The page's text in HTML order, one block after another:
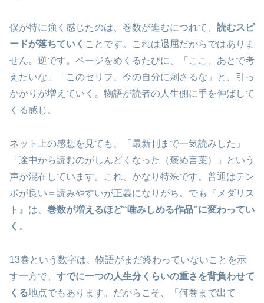
僕が特に強く感じたのは、巻数が進むにつれて、 読むスピ
ードが落ちていく ことです。これは退屈だからではありま
せん。逆です。ページをめくるたびに、「ここ、あとで考
えたいな」「このセリフ、今の自分に刺さるな」と、引っ
かかりが増えていく。物語が読者の人生側に手を伸ばして
くる感じ。
ネット上の感想を見ても、「最新刊まで一気読みした」
「途中から読むのがしんどくなった（褒め言葉）」という
声が混在しています。これ、かなり特殊です。普通はテン
ポが良い＝読みやすいが正義になりがち。でも『メダリス
ト』は、 巻数が増えるほど“噛みしめる作品”に変わってい
く 。
13巻という数字は、物語がまだ終わっていないことを示
す一方で、 すでに一つの人生分くらいの重さを背負わせて
くる地点でもあります。だからこそ、「何巻まで出て